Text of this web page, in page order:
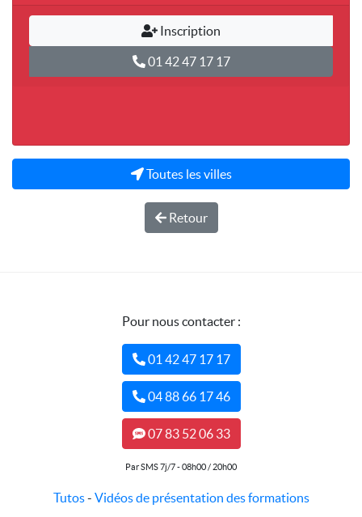
Inscription
01 42 47 17 17
Toutes les villes
Retour
Pour nous contacter :
01 42 47 17 17
04 88 66 17 46
07 83 52 06 33
Par SMS 7j/7 - 08h00 / 20h00
Tutos- Vidéos de présentation des formations